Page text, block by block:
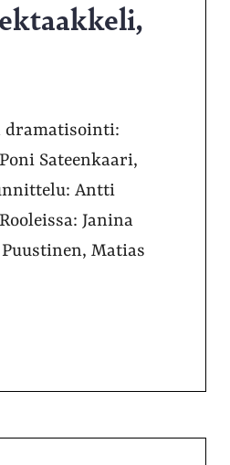
dramatisointi:
Sateenkaari,
Antti
Janina
Matias